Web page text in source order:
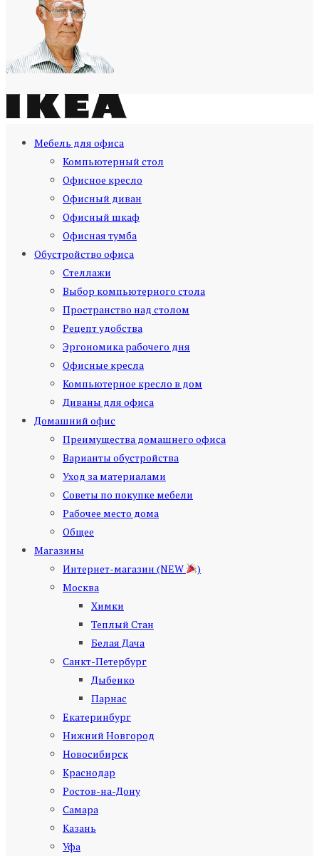
Мебель для офиса
Компьютерный стол
Офисное кресло
Офисный диван
Офисный шкаф
Офисная тумба
Обустройство офиса
Стеллажи
Выбор компьютерного стола
Пространство над столом
Рецепт удобства
Эргономика рабочего дня
Офисные кресла
Компьютерное кресло в дом
Диваны для офиса
Домашний офис
Преимущества домашнего офиса
Варианты обустройства
Уход за материалами
Советы по покупке мебели
Рабочее место дома
Общее
Магазины
Интернет-магазин (NEW
)
Москва
Химки
Теплый Стан
Белая Дача
Санкт-Петербург
Дыбенко
Парнас
Екатеринбург
Нижний Новгород
Новосибирск
Краснодар
Ростов-на-Дону
Самара
Казань
Уфа